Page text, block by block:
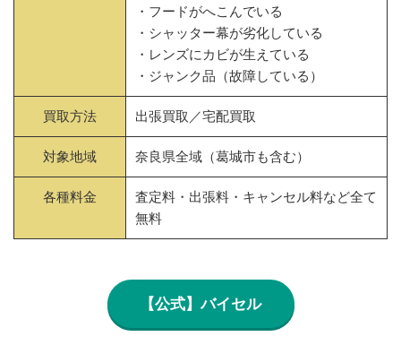
・フードがへこんでいる
・シャッター幕が劣化している
・レンズにカビが生えている
・ジャンク品（故障している）
買取方法 出張買取／宅配買取
対象地域 奈良県全域（葛城市も含む）
各種料金
査定料・出張料・キャンセル料など全て
無料
【公式】バイセル